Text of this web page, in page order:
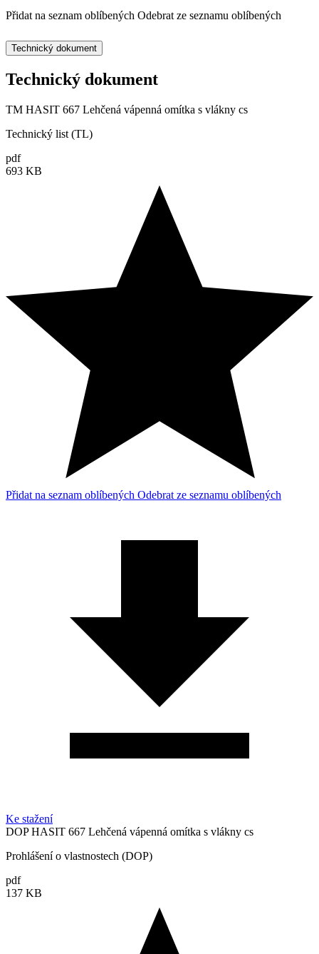
Přidat na seznam oblíbených Odebrat ze seznamu oblíbených
Technický dokument
Technický dokument
TM HASIT 667 Lehčená vápenná omítka s vlákny cs
Technický list (TL)
pdf
693 KB
Přidat na seznam oblíbených Odebrat ze seznamu oblíbených
Ke stažení
DOP HASIT 667 Lehčená vápenná omítka s vlákny cs
Prohlášení o vlastnostech (DOP)
pdf
137 KB